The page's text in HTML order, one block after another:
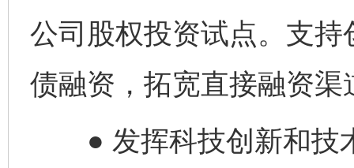
公司股权投资试点。支
债融资，拓宽直接融资渠
● 发挥科技创新和技